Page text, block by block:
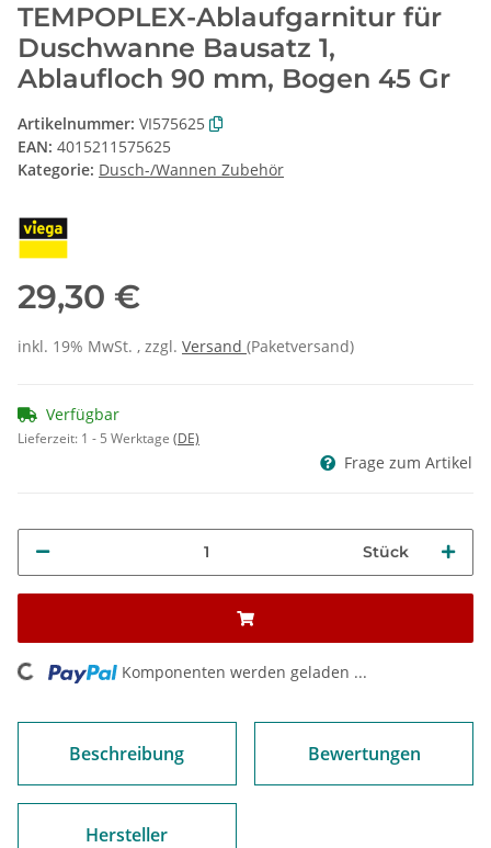
TEMPOPLEX-Ablaufgarnitur für
Duschwanne Bausatz 1,
Ablaufloch 90 mm, Bogen 45 Gr
Artikelnummer: VI575625
EAN: 4015211575625
Kategorie: Dusch-/Wannen Zubehör
29,30 €
inkl. 19% MwSt. , zzgl. Versand (Paketversand)
Verfügbar
Lieferzeit: 1 - 5 Werktage (DE)
Frage zum Artikel
Stück
Komponenten werden geladen ...
Beschreibung Bewertungen
Hersteller